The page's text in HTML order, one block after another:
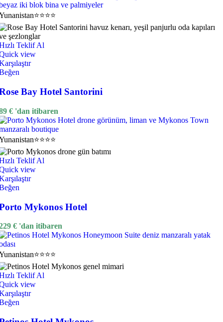
⭐⭐⭐⭐
Teklif Al
view
Bay Hotel Santorini
€ 'dan itibaren
⭐⭐⭐⭐
Teklif Al
view
Mykonos Hotel
€ 'dan itibaren
⭐⭐⭐⭐
Teklif Al
view